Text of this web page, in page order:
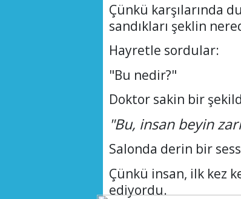
Çünkü karşılarında
sandıkları şeklin
Hayretle sordular:
"Bu nedir?"
Doktor sakin bir
"Bu, insan beyin
Salonda derin bir
Çünkü insan, ilk kez
ediyordu.